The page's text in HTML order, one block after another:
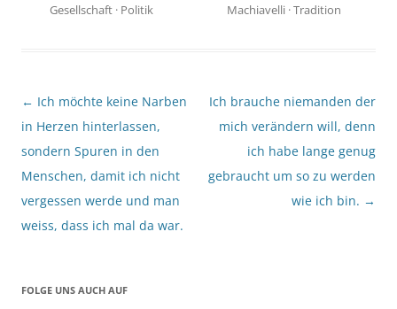
Gesellschaft · Politik
Machiavelli ·Tradition
Beitragsnavigation
← Ich möchte keine Narben
in Herzen hinterlassen,
sondern Spuren in den
Menschen, damit ich nicht
vergessen werde und man
weiss, dass ich mal da war.
Ich brauche niemanden der
mich verändern will, denn
ich habe lange genug
gebraucht um so zu werden
wie ich bin. →
FOLGE UNS AUCH AUF